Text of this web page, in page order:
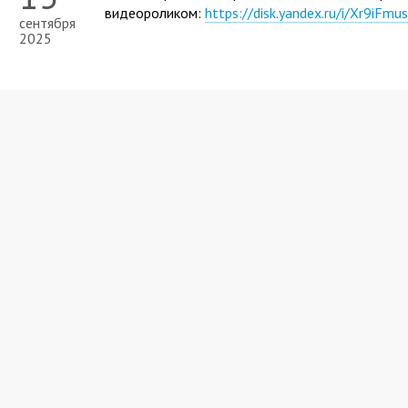
сентября
2025
видеороликом: https://disk.yandex.ru/i/